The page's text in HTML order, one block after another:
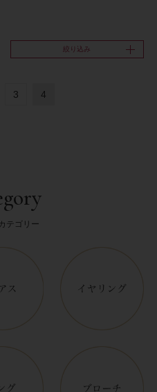
絞り込み
3 4
テゴリー